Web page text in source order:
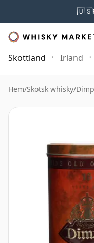
🇺🇸
Skottland Irland
Hem/Skotsk whisky/